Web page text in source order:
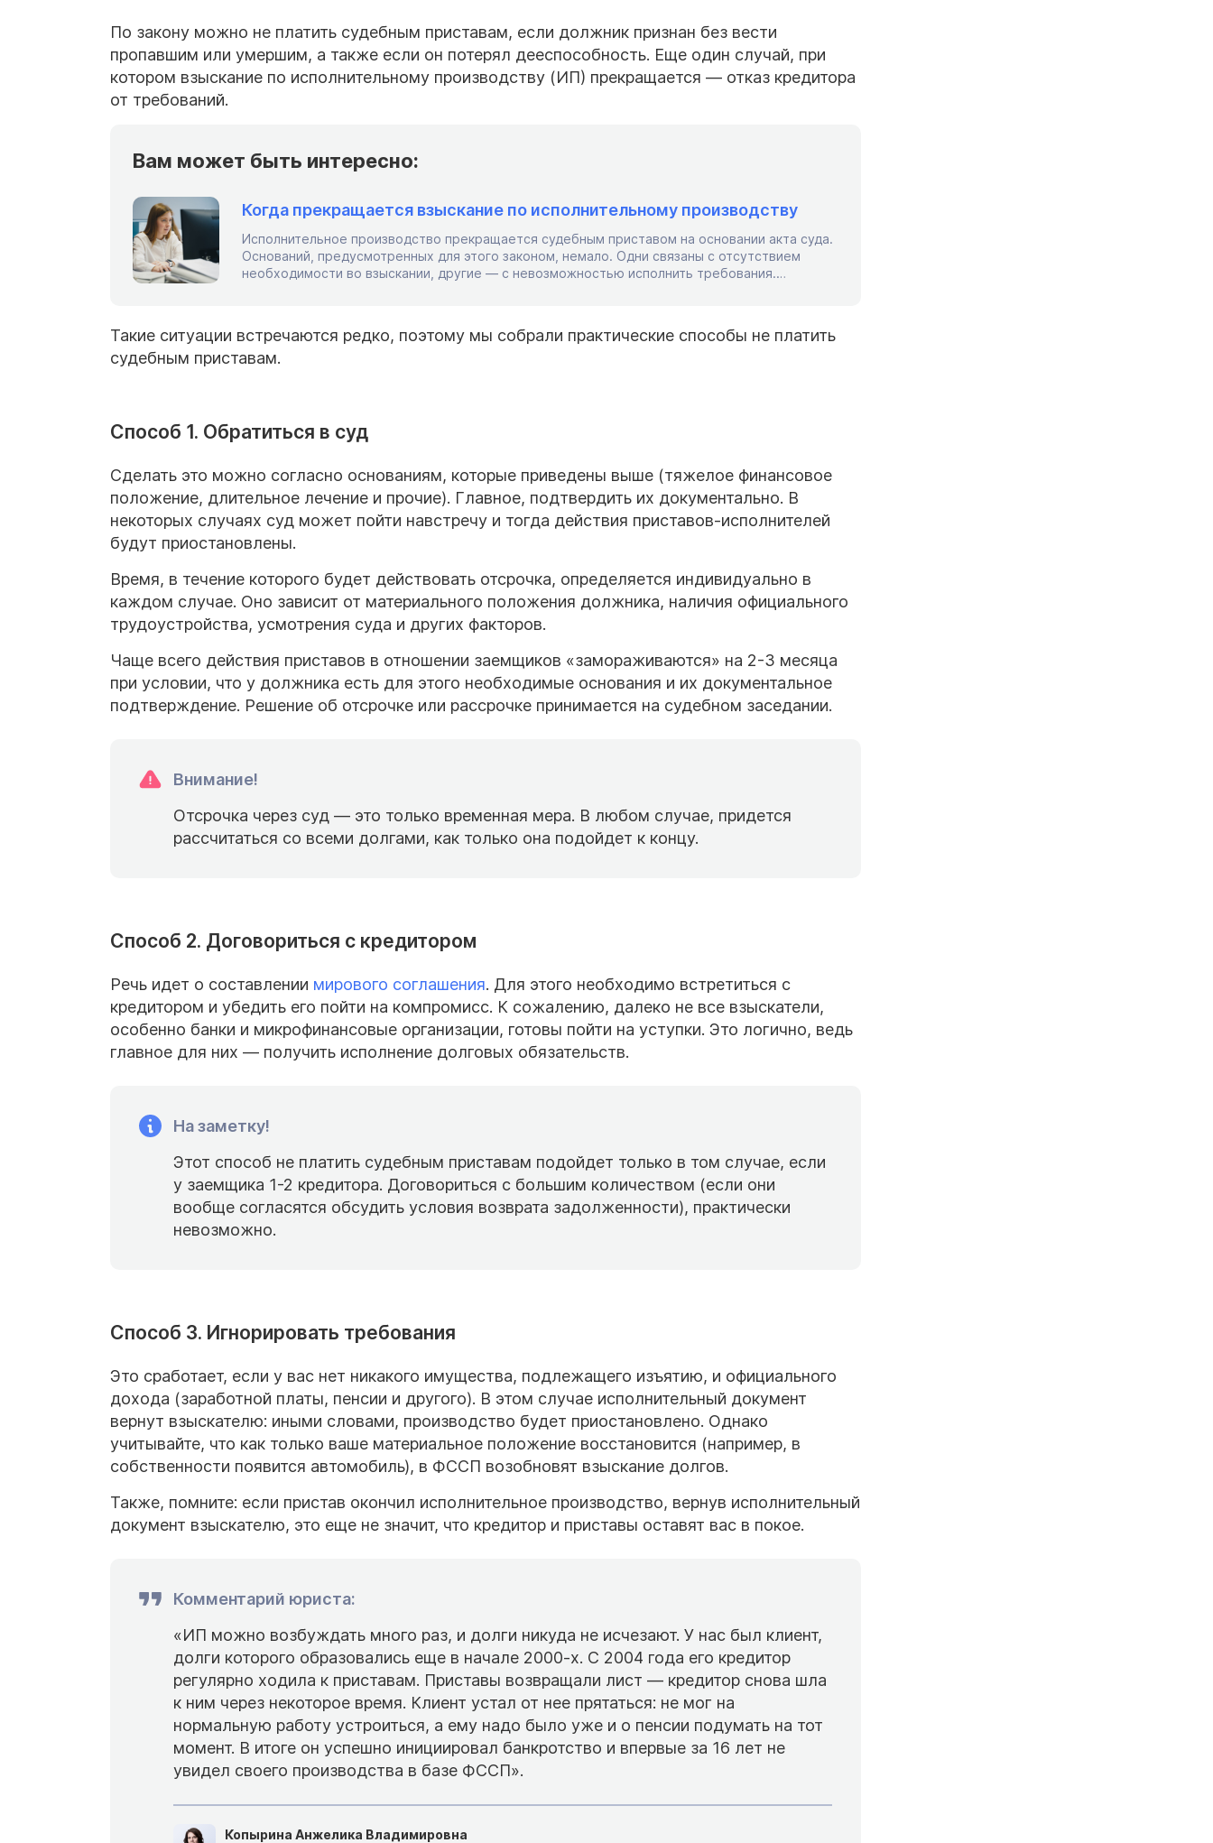
По закону можно не платить судебным приставам, если должник признан без вести
пропавшим или умершим, а также если он потерял дееспособность. Еще один случай, при
котором взыскание по исполнительному производству (ИП) прекращается — отказ кредитора
от требований.
Вам может быть интересно:
Когда прекращается взыскание по исполнительному производству
Исполнительное производство прекращается судебным приставом на основании акта суда.
Оснований, предусмотренных для этого законом, немало. Одни связаны с отсутствием
необходимости во взыскании, другие — с невозможностью исполнить требования.
Такие ситуации встречаются редко, поэтому мы собрали практические способы не платить
судебным приставам.
Способ 1. Обратиться в суд
Сделать это можно согласно основаниям, которые приведены выше (тяжелое финансовое
положение, длительное лечение и прочие). Главное, подтвердить их документально. В
некоторых случаях суд может пойти навстречу и тогда действия приставов-исполнителей
будут приостановлены.
Время, в течение которого будет действовать отсрочка, определяется индивидуально в
каждом случае. Оно зависит от материального положения должника, наличия официального
трудоустройства, усмотрения суда и других факторов.
Чаще всего действия приставов в отношении заемщиков «замораживаются» на 2-3 месяца
при условии, что у должника есть для этого необходимые основания и их документальное
подтверждение. Решение об отсрочке или рассрочке принимается на судебном заседании.
Внимание!
Отсрочка через суд — это только временная мера. В любом случае, придется
рассчитаться со всеми долгами, как только она подойдет к концу.
Способ 2. Договориться с кредитором
Речь идет о составлении мирового соглашения. Для этого необходимо встретиться с
кредитором и убедить его пойти на компромисс. К сожалению, далеко не все взыскатели,
особенно банки и микрофинансовые организации, готовы пойти на уступки. Это логично, ведь
главное для них — получить исполнение долговых обязательств.
На заметку!
Этот способ не платить судебным приставам подойдет только в том случае, если
у заемщика 1-2 кредитора. Договориться с большим количеством (если они
вообще согласятся обсудить условия возврата задолженности), практически
невозможно.
Способ 3. Игнорировать требования
Это сработает, если у вас нет никакого имущества, подлежащего изъятию, и официального
дохода (заработной платы, пенсии и другого). В этом случае исполнительный документ
вернут взыскателю: иными словами, производство будет приостановлено. Однако
учитывайте, что как только ваше материальное положение восстановится (например, в
собственности появится автомобиль), в ФССП возобновят взыскание долгов.
Также, помните: если пристав окончил исполнительное производство, вернув исполнительный
документ взыскателю, это еще не значит, что кредитор и приставы оставят вас в покое.
Комментарий юриста:
«ИП можно возбуждать много раз, и долги никуда не исчезают. У нас был клиент,
долги которого образовались еще в начале 2000-х. С 2004 года его кредитор
регулярно ходила к приставам. Приставы возвращали лист — кредитор снова шла
к ним через некоторое время. Клиент устал от нее прятаться: не мог на
нормальную работу устроиться, а ему надо было уже и о пенсии подумать на тот
момент. В итоге он успешно инициировал банкротство и впервые за 16 лет не
увидел своего производства в базе ФССП».
Копырина Анжелика Владимировна